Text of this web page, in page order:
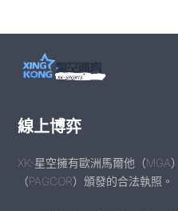
線上博弈
XK-星空擁有歐洲馬爾他（MGA
（PAGCOR）頒發的合法執照。